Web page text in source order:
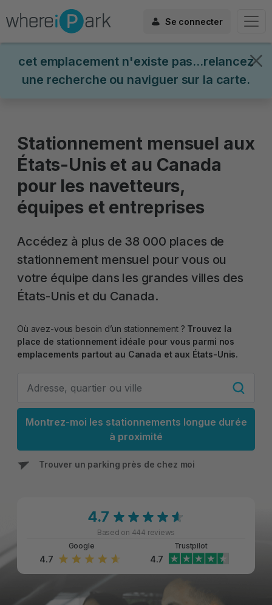
Se connecter
cet emplacement n'existe pas...relancez
une recherche ou naviguer sur la carte.
Stationnement mensuel aux
États-Unis et au Canada
pour les navetteurs,
équipes et entreprises
Accédez à plus de 38 000 places de
stationnement mensuel pour vous ou
votre équipe dans les grandes villes des
États-Unis et du Canada.
Où avez-vous besoin d’un stationnement ? Trouvez la
place de stationnement idéale pour vous parmi nos
emplacements partout au Canada et aux États-Unis.
Montrez-moi les stationnements longue durée
à proximité
Trouver un parking près de chez moi
4.7
Based on 444 reviews
Google
4.7
Trustpilot
4.7